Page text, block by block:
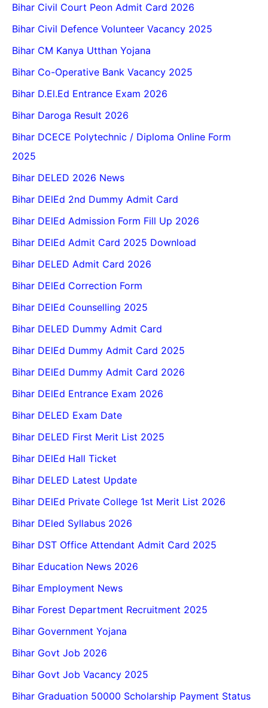
Bihar Civil Court Peon Admit Card 2026
Bihar Civil Defence Volunteer Vacancy 2025
Bihar CM Kanya Utthan Yojana
Bihar Co-Operative Bank Vacancy 2025
Bihar D.El.Ed Entrance Exam 2026
Bihar Daroga Result 2026
Bihar DCECE Polytechnic / Diploma Online Form
2025
Bihar DELED 2026 News
Bihar DElEd 2nd Dummy Admit Card
Bihar DElEd Admission Form Fill Up 2026
Bihar DElEd Admit Card 2025 Download
Bihar DELED Admit Card 2026
Bihar DElEd Correction Form
Bihar DElEd Counselling 2025
Bihar DELED Dummy Admit Card
Bihar DElEd Dummy Admit Card 2025
Bihar DElEd Dummy Admit Card 2026
Bihar DElEd Entrance Exam 2026
Bihar DELED Exam Date
Bihar DELED First Merit List 2025
Bihar DElEd Hall Ticket
Bihar DELED Latest Update
Bihar DElEd Private College 1st Merit List 2026
Bihar DEled Syllabus 2026
Bihar DST Office Attendant Admit Card 2025
Bihar Education News 2026
Bihar Employment News
Bihar Forest Department Recruitment 2025
Bihar Government Yojana
Bihar Govt Job 2026
Bihar Govt Job Vacancy 2025
Bihar Graduation 50000 Scholarship Payment Status